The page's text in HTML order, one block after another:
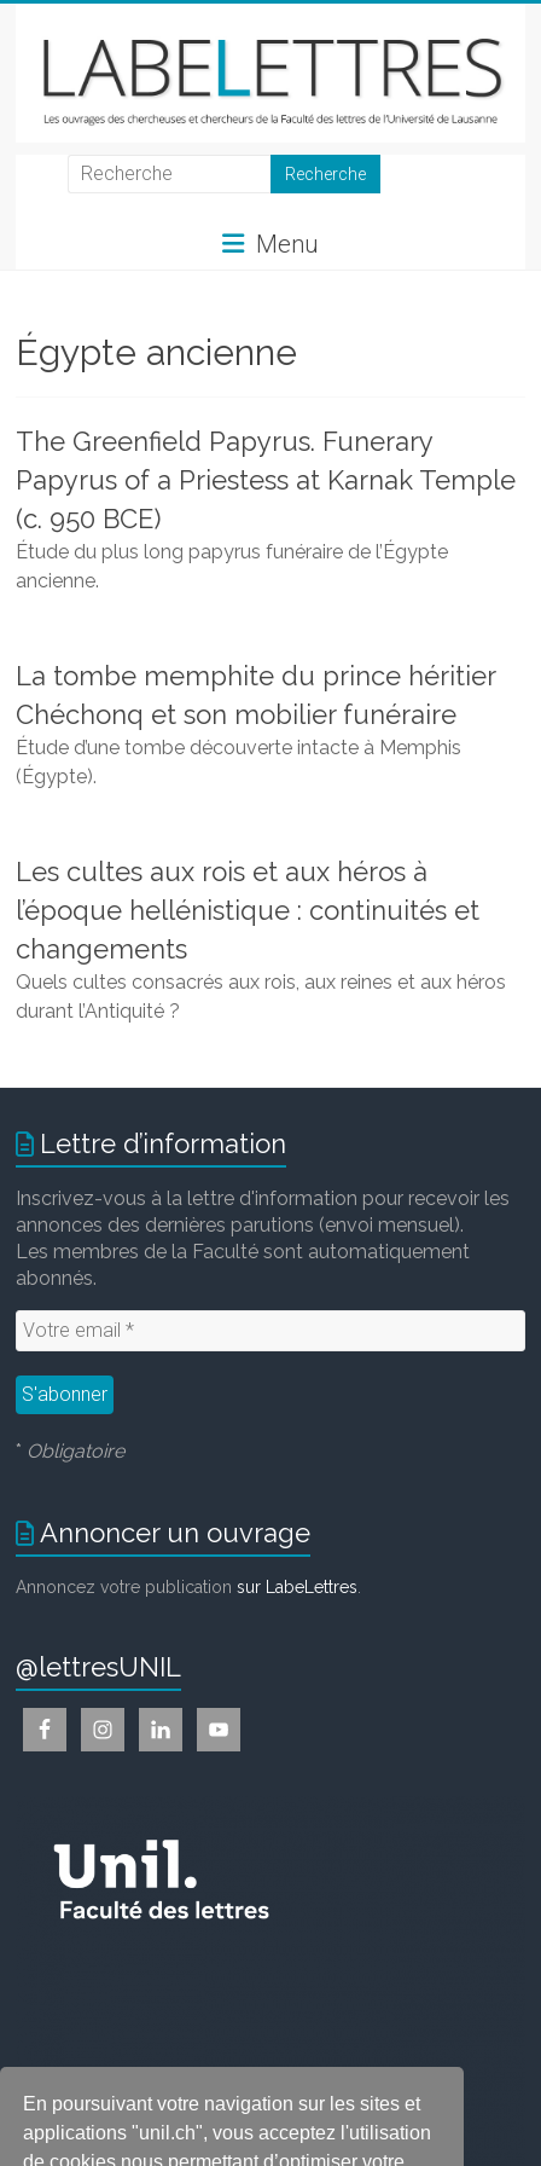
En poursuivant votre navigation sur les sites et
applications "unil.ch", vous acceptez l'utilisation
de cookies nous permettant d’optimiser votre
LabeLettres
et
chercheurs
Faculté
des
lettres
Menu
Égypte ancienne
The Greenfield Papyrus. Funerary
Papyrus of a Priestess at Karnak Temple
(c. 950 BCE)
Étude du plus long papyrus funéraire de l’Égypte
ancienne.
La tombe memphite du prince héritier
Chéchonq et son mobilier funéraire
Étude d’une tombe découverte intacte à Memphis
(Égypte).
Les cultes aux rois et aux héros à
l’époque hellénistique : continuités et
changements
Quels cultes consacrés aux rois, aux reines et aux héros
durant l’Antiquité ?
Lettre d’information
Inscrivez-vous à la lettre d'information pour recevoir les
annonces des dernières parutions (envoi mensuel).
Les membres de la Faculté sont automatiquement
abonnés.
* Obligatoire
Annoncer un ouvrage
Annoncez votre publicationsur LabeLettres
@lettresUNIL